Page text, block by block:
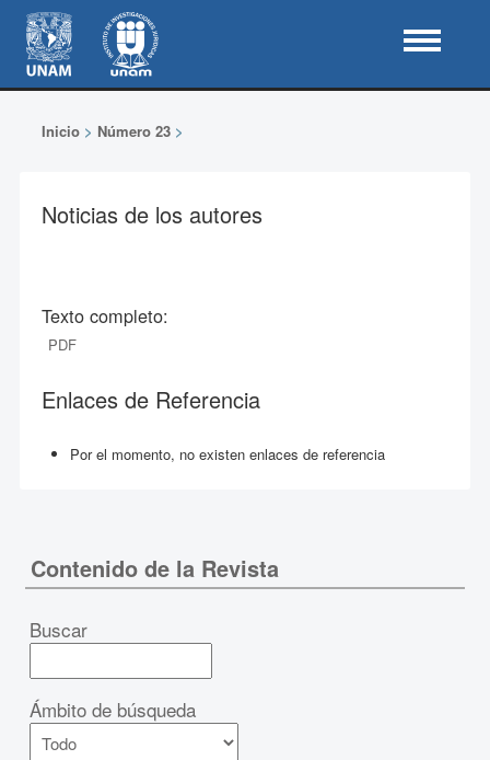
Inicio> Número 23>
Noticias de los autores
Texto completo:
PDF
Enlaces de Referencia
Por el momento, no existen enlaces de referencia
Contenido de la Revista
Buscar
Ámbito de búsqueda